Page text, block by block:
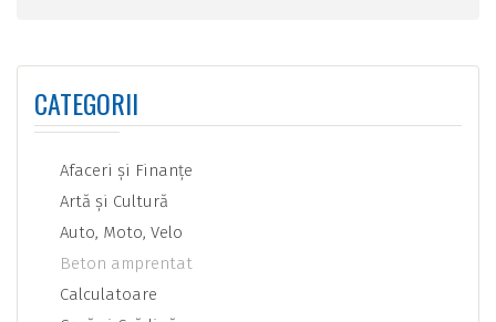
CATEGORII
Afaceri şi Finanţe
Artă şi Cultură
Auto, Moto, Velo
Beton amprentat
Calculatoare